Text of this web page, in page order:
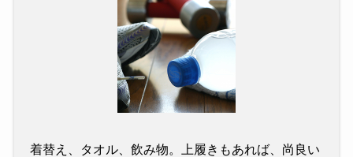
着替え、タオル、飲み物。上履きもあれば、尚良い